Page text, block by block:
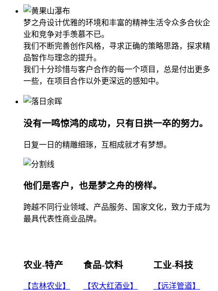
梦之舟设计优雅的环境和丰富的精神生活令众多合伙企
业和竞争对手羡慕不已。
我们不断完善创作风格，寻求正确的策略思路，探求精
品智作与理念的提升。
我们十分珍惜与客户合作的每一个项目，总是付出更多
一些，在项目合作以外更深远的感知中。
没有一鸣惊鸿的成功，只有日拱一卒的努力。
日复一日的精雕细琢，互相成就才有梦想。
他们是客户，也是梦之舟的榜样。
跨越不同行业领域、产品服务、国家文化，致力于成为
最具代表性商业品牌。
农业-特产
【吉林农业】
食品-饮料
【农大红酒业】
工业-科技
【远洋管道】